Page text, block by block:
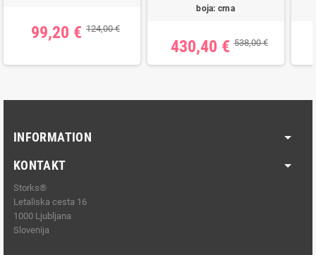
99,20 € 124,00 €
boja: crna
430,40 € 538,00 €
INFORMATION
KONTAKT
Storks®
Letaliska cesta 16
1000 Ljubljana
Slovenija